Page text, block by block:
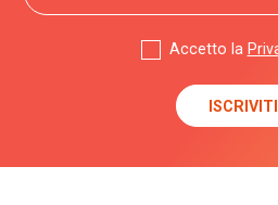
Accetto la